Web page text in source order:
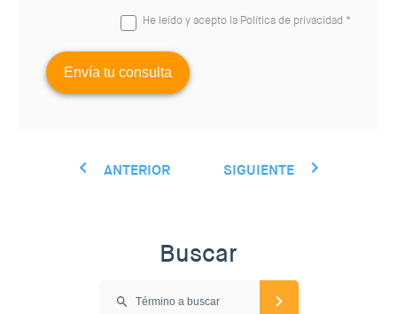
He leído y acepto la Política de privacidad *
ANTERIOR SIGUIENTE
Buscar